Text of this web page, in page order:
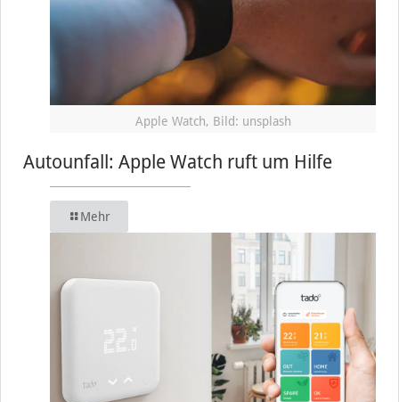
Apple Watch, Bild: unsplash
Autounfall: Apple Watch ruft um Hilfe
Mehr